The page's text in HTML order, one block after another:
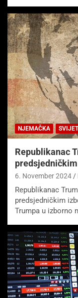
NJEMAČKA SVIJET
Republikanac
6. November 2024
Republikanac
predsjedničkim
Trumpa u izborno